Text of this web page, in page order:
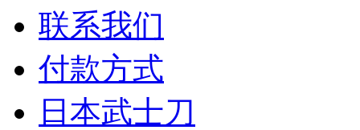
联系我们
付款方式
日本武士刀